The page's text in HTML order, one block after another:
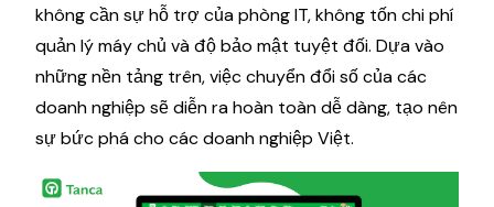
không cần sự hỗ trợ của phòng IT, không tốn chi phí
quản lý máy chủ và độ bảo mật tuyệt đối. Dựa vào
những nền tảng trên, việc chuyển đổi số của các
doanh nghiệp sẽ diễn ra hoàn toàn dễ dàng, tạo nên
sự bức phá cho các doanh nghiệp Việt.